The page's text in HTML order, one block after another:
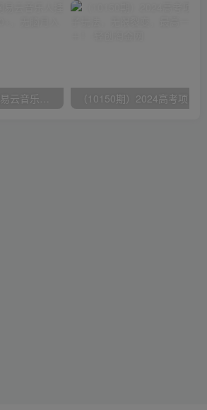
（9448期）2024网易云音乐人挂机项目，单机日入150+，无脑月入5000+